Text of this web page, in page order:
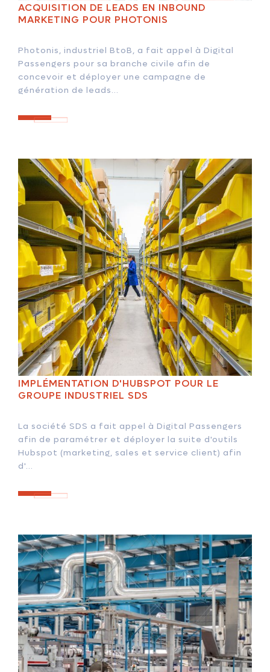
ACQUISITION DE LEADS EN INBOUND
MARKETING POUR PHOTONIS
Photonis, industriel BtoB, a fait appel à Digital
Passengers pour sa branche civile afin de
concevoir et déployer une campagne de
génération de leads...
IMPLÉMENTATION D'HUBSPOT POUR LE
GROUPE INDUSTRIEL SDS
La société SDS a fait appel à Digital Passengers
afin de paramétrer et déployer la suite d'outils
Hubspot (marketing, sales et service client) afin
d'...